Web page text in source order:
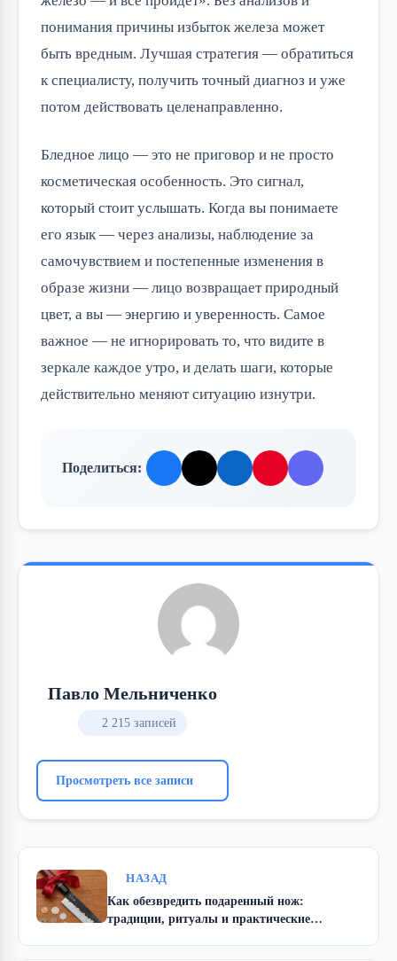
понимания причины избыток железа может
быть вредным. Лучшая стратегия — обратиться
к специалисту, получить точный диагноз и уже
потом действовать целенаправленно.
Бледное лицо — это не приговор и не просто
косметическая особенность. Это сигнал,
который стоит услышать. Когда вы понимаете
его язык — через анализы, наблюдение за
самочувствием и постепенные изменения в
образе жизни — лицо возвращает природный
цвет, а вы — энергию и уверенность. Самое
важное — не игнорировать то, что видите в
зеркале каждое утро, и делать шаги, которые
действительно меняют ситуацию изнутри.
Поделиться:
Павло Мельниченко
2 215 записей
Просмотреть все записи
НАЗАД
Как обезвредить подаренный нож:
традиции, ритуалы и практические